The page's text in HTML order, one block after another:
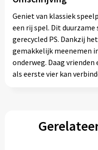
Geniet van klassiek
een rij spel. Dit duurzame
gerecycled PS. Dankzij
gemakkelijk meenemen
onderweg. Daag
als eerste vier kan